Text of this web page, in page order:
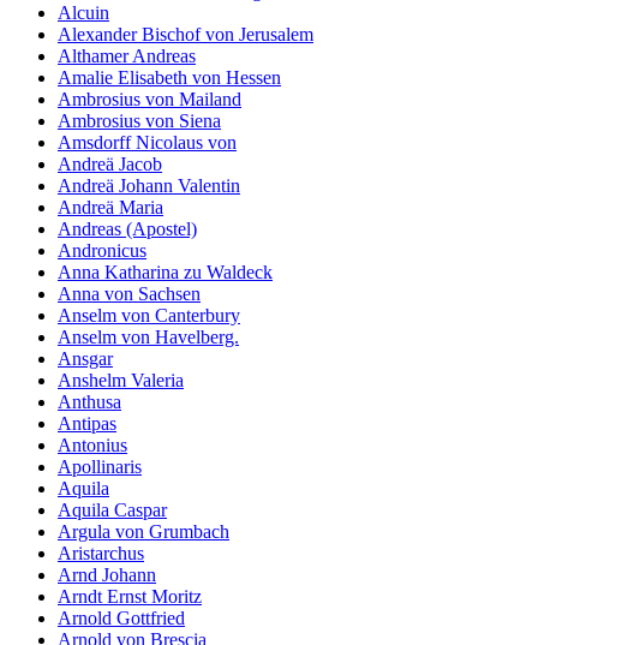
Alcuin
Alexander Bischof von Jerusalem
Althamer Andreas
Amalie Elisabeth von Hessen
Ambrosius von Mailand
Ambrosius von Siena
Amsdorff Nicolaus von
Andreä Jacob
Andreä Johann Valentin
Andreä Maria
Andreas (Apostel)
Andronicus
Anna Katharina zu Waldeck
Anna von Sachsen
Anselm von Canterbury
Anselm von Havelberg.
Ansgar
Anshelm Valeria
Anthusa
Antipas
Antonius
Apollinaris
Aquila
Aquila Caspar
Argula von Grumbach
Aristarchus
Arnd Johann
Arndt Ernst Moritz
Arnold Gottfried
Arnold von Brescia
und Struktur
der Website
auf Basis der
Nutzung
verbessern.
Erfahrung
Damit unsere
Website
während
Ihres Besuchs
so gut wie
möglich
funktioniert.
Wenn Sie
diese Cookies
ablehnen,
verschwinden
einige
Funktionen
von der
Website.
Marketing
Indem Sie uns Ihre
Interessen und Ihr